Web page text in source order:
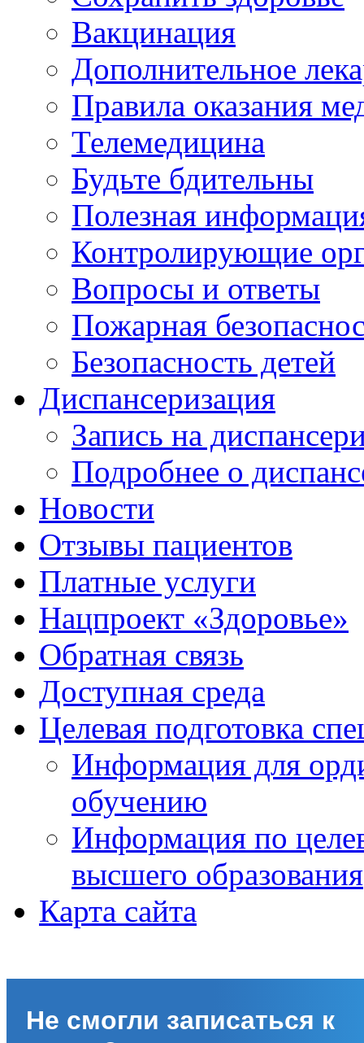
Вакцинация
Дополнительное
Правила оказания
Телемедицина
Будьте бдительны
Полезная
Контролирующие
Вопросы и ответы
Пожарная
Безопасность детей
Диспансеризация
Запись на
Подробнее о
Новости
Отзывы пациентов
Платные услуги
Нацпроект «Здоровье»
Обратная связь
Доступная среда
Целевая подготовка
Информация для
обучению
Информация по
высшего образования
Карта сайта
Не смогли записаться к